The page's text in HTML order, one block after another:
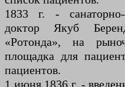
1833 г. -
доктор Якуб
«Ротонда», на
площадка для
пациентов.
1 июня 1836 г. -